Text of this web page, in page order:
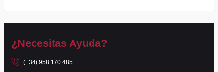
¿Necesitas Ayuda?
(+34) 958 170 485